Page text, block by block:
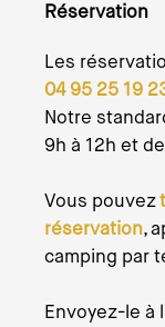
Réservation
Les
04 95 25 19
Notre
9h à 12h et
Vous pouvez
réservation,
camping par
Envoyez-le à